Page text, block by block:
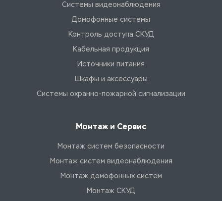
Системы видеонаблюдения
Домофонные системы
Контроль доступа СКУД
Кабельная продукция
Источники питания
Шкафы и аксессуары
Системы охранно-пожарной сигнализации
Монтаж и Сервис
Монтаж систем безопасности
Монтаж систем видеонаблюдения
Монтаж домофонных систем
Монтаж СКУД